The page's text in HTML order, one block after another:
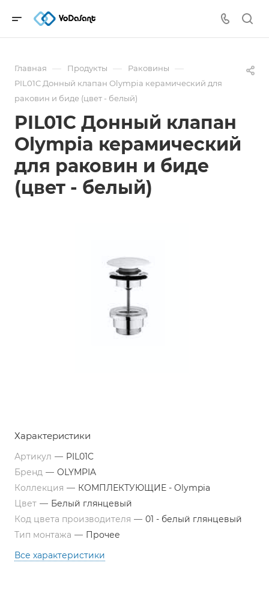
Главная — Продукты — Раковины —
PIL01C Донный клапан Olympia керамический для
раковин и биде (цвет - белый)
PIL01C Донный клапан
Olympia керамический
для раковин и биде
(цвет - белый)
Характеристики
Артикул — PIL01C
Бренд — OLYMPIA
Коллекция — КОМПЛЕКТУЮЩИЕ - Olympia
Цвет — Белый глянцевый
Код цвета производителя — 01 - белый глянцевый
Тип монтажа — Прочее
Все характеристики